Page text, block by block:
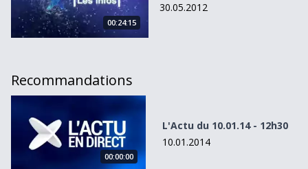
00:24:15
30.05.2012
Recommandations
L&#039;Actu du 10.01.14 - 12h30
00:00:00
L'Actu du 10.01.14 - 12h30
10.01.2014